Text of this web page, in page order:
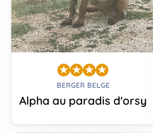
BERGER BELGE
Alpha au paradis d'orsy